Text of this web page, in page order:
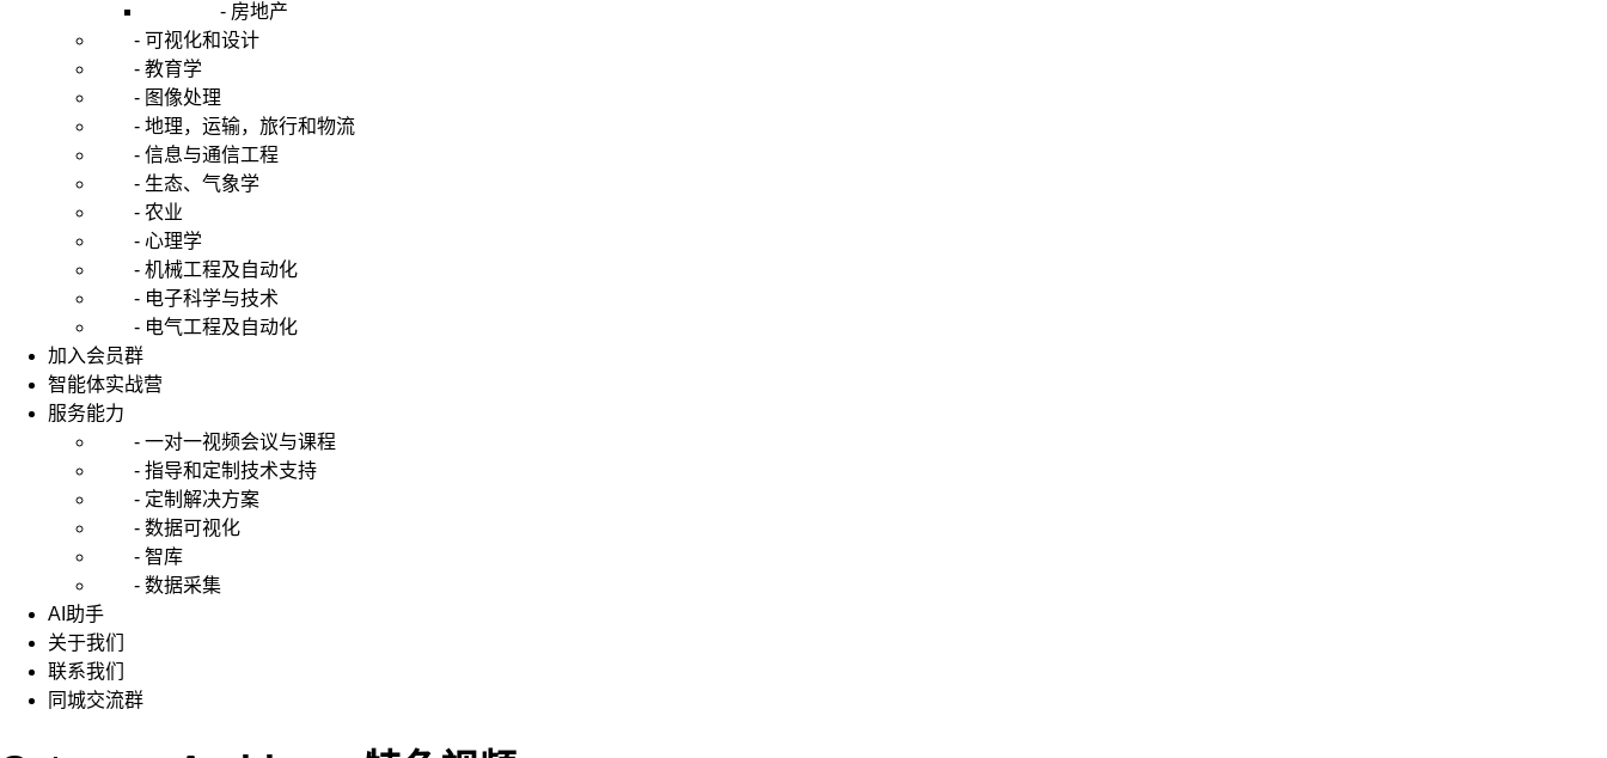
- 房地产
- 可视化和设计
- 教育学
- 图像处理
- 地理，运输，旅行和物流
- 信息与通信工程
- 生态、气象学
- 农业
- 心理学
- 机械工程及自动化
- 电子科学与技术
- 电气工程及自动化
加入会员群
智能体实战营
服务能力
- 一对一视频会议与课程
- 指导和定制技术支持
- 定制解决方案
- 数据可视化
- 智库
- 数据采集
AI助手
关于我们
联系我们
同城交流群